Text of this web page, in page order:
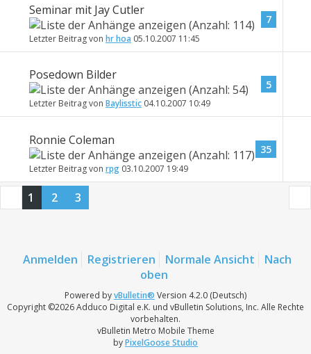
Seminar mit Jay Cutler
Letzter Beitrag von hr hoa 05.10.2007 11:45
7
Posedown Bilder
Letzter Beitrag von Baylisstic 04.10.2007 10:49
5
Ronnie Coleman
Letzter Beitrag von rpg 03.10.2007 19:49
35
1 2 3
Anmelden Registrieren Normale Ansicht
Nach
oben
Powered byvBulletin® Version 4.2.0 (Deutsch)
Copyright ©2026 Adduco Digital e.K. und vBulletin Solutions, Inc. Alle Rechte
vorbehalten.
vBulletin Metro Mobile Theme
byPixelGoose Studio